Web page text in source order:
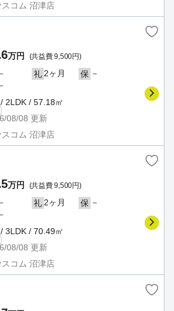
コム 沼津店
万円 (共益費 9,500円)
－ 礼 2ヶ月 保 －
－
2LDK / 57.18㎡
08/08 更新
コム 沼津店
万円 (共益費 9,500円)
－ 礼 2ヶ月 保 －
－
3LDK / 70.49㎡
08/08 更新
コム 沼津店